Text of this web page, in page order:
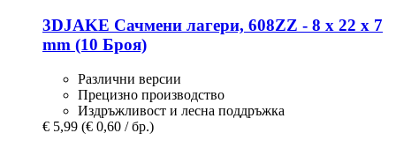
3DJAKE Сачмени лагери, 608ZZ -​ 8 x 22 x 7
mm (10 Броя)
Различни версии
Прецизно производство
Издръжливост и лесна поддръжка
€ 5,99 (€ 0,60 / бр.)